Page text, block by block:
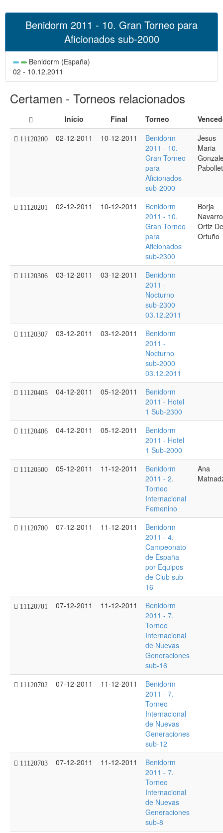
Benidorm 2011 - 10. Gran Torneo para
Aficionados sub-2000
Benidorm (España)
02 - 10.12.2011
Certamen - Torneos relacionados
Inicio Final Torneo
11120200 02-12-2011 10-12-2011
Benidorm
2011 - 10.
Gran Torneo
para
Aficionados
sub-2000
Jesus
Maria
Pabollet
11120201 02-12-2011 10-12-2011
Benidorm
2011 - 10.
Gran Torneo
para
Aficionados
sub-2300
Borja
Navarro
Ortiz De
Ortuño
11120306 03-12-2011 03-12-2011
Benidorm
2011 -
Nocturno
sub-2300
03.12.2011
11120307 03-12-2011 03-12-2011
Benidorm
2011 -
Nocturno
sub-2000
03.12.2011
11120405 04-12-2011 05-12-2011
Benidorm
2011 - Hotel
1 Sub-2300
11120406 04-12-2011 05-12-2011
Benidorm
2011 - Hotel
1 Sub-2000
11120500 05-12-2011 11-12-2011
Benidorm
2011 - 2.
Torneo
Internacional
Femenino
Ana
11120700 07-12-2011 11-12-2011
Benidorm
2011 - 4.
Campeonato
de España
por Equipos
de Club sub-
16
11120701 07-12-2011 11-12-2011
Benidorm
2011 - 7.
Torneo
Internacional
de Nuevas
Generaciones
sub-16
11120702 07-12-2011 11-12-2011
Benidorm
2011 - 7.
Torneo
Internacional
de Nuevas
Generaciones
sub-12
11120703 07-12-2011 11-12-2011
Benidorm
2011 - 7.
Torneo
Internacional
de Nuevas
Generaciones
sub-8